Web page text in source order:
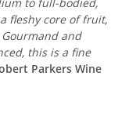
fleshy core of fruit,
and
this is a fine
Parkers Wine